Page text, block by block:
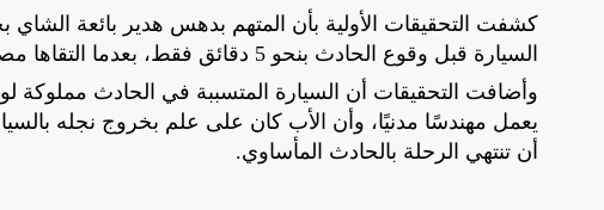
كشفت التحقيقات الأولية بأن المتهم بدهس هدير بائعة الشاي
السيارة قبل وقوع الحادث بنحو 5 دقائق فقط، بعدما التقاها مصادفة في الشارع واصطحبها معه خلال جولته بالمنطقة.
وأضافت التحقيقات أن السيارة المتسببة في الحادث مملوكة
يعمل مهندسًا مدنيًا، وأن الأب كان على علم بخروج نجله
أن تنتهي الرحلة بالحادث المأساوي.